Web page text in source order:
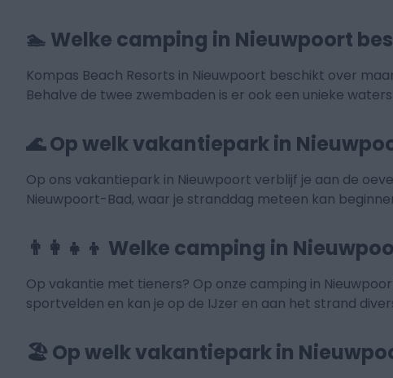
🏊 Welke camping in Nieuwpoort
Kompas Beach Resorts in Nieuwpoort beschikt over
Behalve de twee zwembaden is er ook een unieke
🌊 Op welk vakantiepark in
Op ons vakantiepark in Nieuwpoort verblijf je aan de
Nieuwpoort-Bad, waar je stranddag meteen kan
👨‍👩‍👧‍👦 Welke camping in
Op vakantie met tieners? Op onze camping in
sportvelden en kan je op de IJzer en aan het strand
🏖️ Op welk vakantiepark in